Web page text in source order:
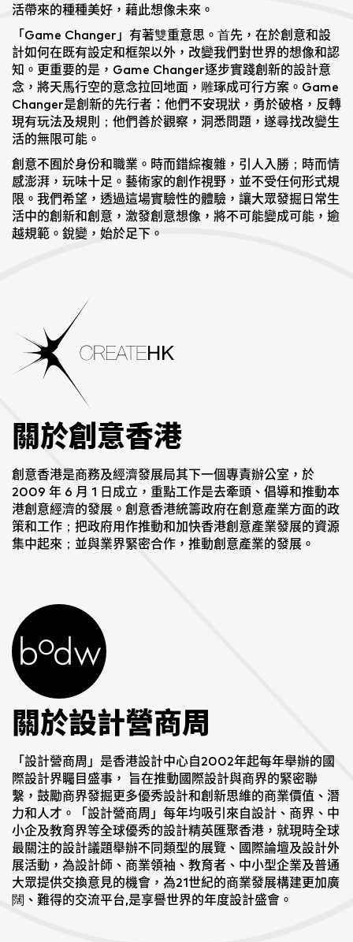
活帶來的種種美好，藉此想像未來。
「Game Changer」有著雙重意思。首先，在於創意和設
計如何在既有設定和框架以外，改變我們對世界的想像和認
知。更重要的是，Game Changer逐步實踐創新的設計意
念，將天馬行空的意念拉回地面，雕琢成可行方案。Game
Changer是創新的先行者：他們不安現狀，勇於破格，反轉
現有玩法及規則；他們善於觀察，洞悉問題，遂尋找改變生
活的無限可能。
創意不囿於身份和職業。時而錯綜複雜，引人入勝；時而情
感澎湃，玩味十足。藝術家的創作視野，並不受任何形式規
限。我們希望，透過這場實驗性的體驗，讓大眾發掘日常生
活中的創新和創意，激發創意想像，將不可能變成可能，逾
越規範。銳變，始於足下。
關於創意香港
創意香港是商務及經濟發展局其下一個專責辦公室，於
2009 年 6 月 1 日成立，重點工作是去牽頭、倡導和推動本
港創意經濟的發展。創意香港統籌政府在創意產業方面的政
策和工作；把政府用作推動和加快香港創意產業發展的資源
集中起來；並與業界緊密合作，推動創意產業的發展。
關於設計營商周
「設計營商周」是香港設計中心自2002年起每年舉辦的國
際設計界矚目盛事， 旨在推動國際設計與商界的緊密聯
繫，鼓勵商界發掘更多優秀設計和創新思維的商業價值、潛
力和人才。「設計營商周」每年均吸引來自設計、商界、中
小企及教育界等全球優秀的設計精英匯聚香港，就現時全球
最關注的設計議題舉辦不同類型的展覽、國際論壇及設計外
展活動，為設計師、商業領袖、教育者、中小型企業及普通
大眾提供交換意見的機會，為21世紀的商業發展構建更加廣
闊、難得的交流平台,是享譽世界的年度設計盛會。